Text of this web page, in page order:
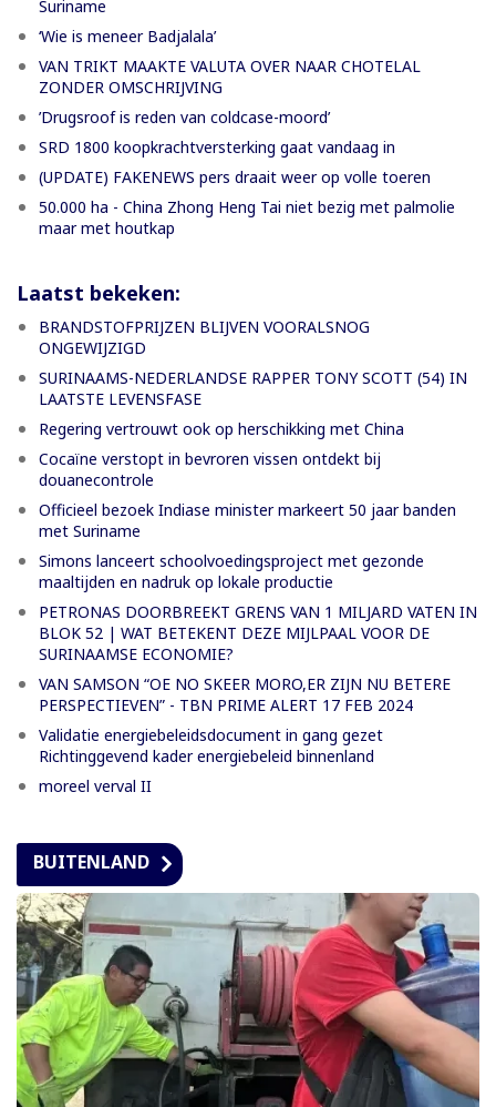
Suriname
‘Wie is meneer Badjalala’
VAN TRIKT MAAKTE VALUTA OVER NAAR CHOTELAL
ZONDER OMSCHRIJVING
’Drugsroof is reden van coldcase-moord’
SRD 1800 koopkrachtversterking gaat vandaag in
(UPDATE) FAKENEWS pers draait weer op volle toeren
50.000 ha - China Zhong Heng Tai niet bezig met palmolie
maar met houtkap
Laatst bekeken:
BRANDSTOFPRIJZEN BLIJVEN VOORALSNOG
ONGEWIJZIGD
SURINAAMS-NEDERLANDSE RAPPER TONY SCOTT (54) IN
LAATSTE LEVENSFASE
Regering vertrouwt ook op herschikking met China
Cocaïne verstopt in bevroren vissen ontdekt bij
douanecontrole
Officieel bezoek Indiase minister markeert 50 jaar banden
met Suriname
Simons lanceert schoolvoedingsproject met gezonde
maaltijden en nadruk op lokale productie
PETRONAS DOORBREEKT GRENS VAN 1 MILJARD VATEN IN
BLOK 52 | WAT BETEKENT DEZE MIJLPAAL VOOR DE
SURINAAMSE ECONOMIE?
VAN SAMSON “OE NO SKEER MORO,ER ZIJN NU BETERE
PERSPECTIEVEN” - TBN PRIME ALERT 17 FEB 2024
Validatie energiebeleidsdocument in gang gezet
Richtinggevend kader energiebeleid binnenland
moreel verval II
BUITENLAND